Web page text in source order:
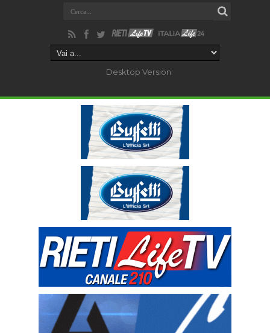
Desktop Version